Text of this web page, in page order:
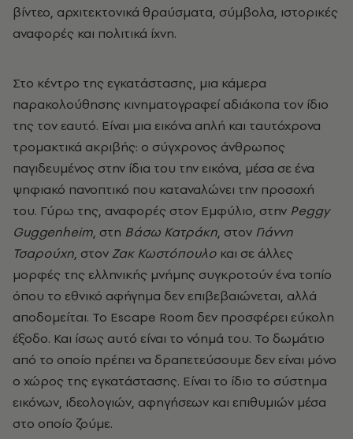
βίντεο, αρχιτεκτονικά θραύσματα, σύμβολα, ιστορικές
αναφορές και πολιτικά ίχνη.
Στο κέντρο της εγκατάστασης, μια κάμερα
παρακολούθησης κινηματογραφεί αδιάκοπα τον ίδιο
της τον εαυτό. Είναι μια εικόνα απλή και ταυτόχρονα
τρομακτικά ακριβής: ο σύγχρονος άνθρωπος
παγιδευμένος στην ίδια του την εικόνα, μέσα σε ένα
ψηφιακό πανοπτικό που καταναλώνει την προσοχή
του. Γύρω της, αναφορές στον Εμφύλιο, στην Peggy
Guggenheim, στη Βάσω Κατράκη, στον Γιάννη
Τσαρούχη, στονΖακ Κωστόπουλο και σε άλλες
μορφές της ελληνικής μνήμης συγκροτούν ένα τοπίο
όπου το εθνικό αφήγημα δεν επιβεβαιώνεται, αλλά
αποδομείται. Το Escape Room δεν προσφέρει εύκολη
έξοδο. Και ίσως αυτό είναι το νόημά του. Το δωμάτιο
από το οποίο πρέπει να δραπετεύσουμε δεν είναι μόνο
ο χώρος της εγκατάστασης. Είναι το ίδιο το σύστημα
εικόνων, ιδεολογιών, αφηγήσεων και επιθυμιών μέσα
στο οποίο ζούμε.